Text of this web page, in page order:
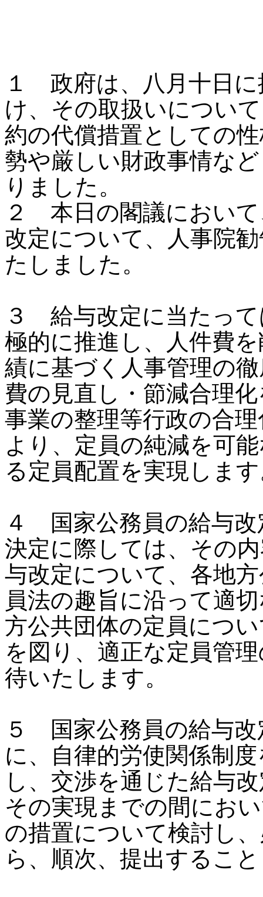
１ 政府は、八月十日に
け、その取扱いについ
約の代償措置としての
勢や厳しい財政事情な
りました。
２ 本日の閣議において
改定について、人事院
たしました。
３ 給与改定に当たって
極的に推進し、人件費
績に基づく人事管理の
費の見直し・節減合理
事業の整理等行政の合
より、定員の純減を可
る定員配置を実現しま
４ 国家公務員の給与改
決定に際しては、その
与改定について、各地
員法の趣旨に沿って適
方公共団体の定員につ
を図り、適正な定員管
待いたします。
５ 国家公務員の給与改
に、自律的労使関係制
し、交渉を通じた給与
その実現までの間にお
の措置について検討し
ら、順次、提出するこ